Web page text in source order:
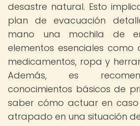
desastre natural. Esto
plan de evacuación
mano una mochila de
elementos esenciales como
medicamentos, ropa y
Además, es
conocimientos básicos de
saber cómo actuar en
atrapado en una situación